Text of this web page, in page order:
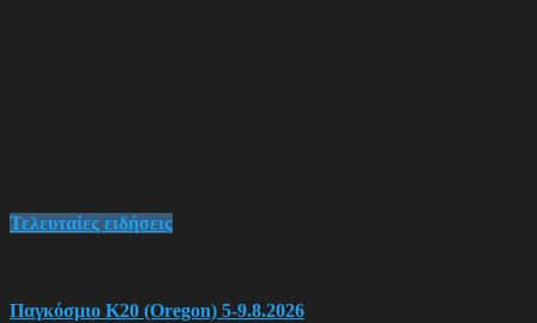
Τελευταίες ειδήσεις
Παγκόσμιο Κ20 (Oregon) 5-9.8.2026